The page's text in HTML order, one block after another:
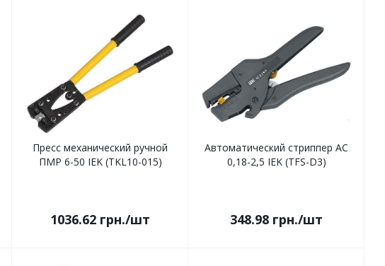
Пресс механический ручной
ПМР 6-50 IEK (TKL10-015)
1036.62 грн./шт
Автоматический стриппер АС
0,18-2,5 IEK (TFS-D3)
348.98 грн./шт